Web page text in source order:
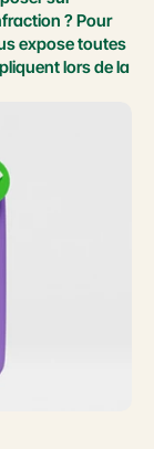
? Pour
expose toutes
lors de la